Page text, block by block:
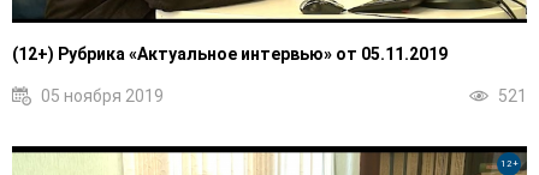
(12+) Рубрика «Актуальное интервью» от 05.11.2019
05 ноября 2019 521
12+